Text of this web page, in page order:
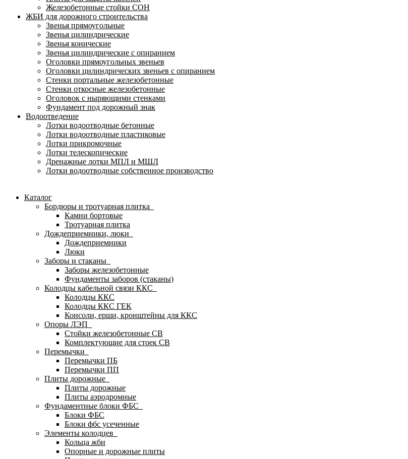
Железобетонные стойки СОН
ЖБИ для дорожного строительства
Звенья прямоугольные
Звенья цилиндрические
Звенья конические
Звенья цилиндрические с опиранием
Оголовки прямоугольных звеньев
Оголовки цилиндрических звеньев с опиранием
Стенки портальные железобетонные
Стенки откосные железобетонные
Оголовок с ныряющими стенками
Фундамент под дорожный знак
Водоотведение
Лотки водоотводные бетонные
Лотки водоотводные пластиковые
Лотки прикромочные
Лотки телескопические
Дренажные лотки МПЛ и МШЛ
Лотки водоотводные собственное производство
Каталог
Бордюры и тротуарная плитка
Камни бортовые
Тротуарная плитка
Дождеприемники, люки
Дождеприемники
Люки
Заборы и стаканы
Заборы железобетонные
Фундаменты заборов (стаканы)
Колодцы кабельной связи ККС
Колодцы ККС
Колодцы ККС ГЕК
Консоли, ерши, кронштейны для ККС
Опоры ЛЭП
Стойки железобетонные СВ
Комплектующие для стоек СВ
Перемычки
Перемычки ПБ
Перемычки ПП
Плиты дорожные
Плиты дорожные
Плиты аэродромные
Фундаментные блоки ФБС
Блоки ФБС
Блоки фбс усеченные
Элементы колодцев
Кольца жби
Опорные и дорожные плиты